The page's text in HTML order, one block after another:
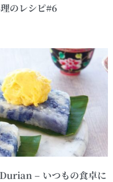
のレシピ#6
– いつもの食卓に